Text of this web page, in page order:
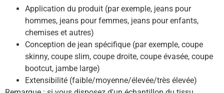
Application du produit (par exemple, jeans pour
hommes, jeans pour femmes, jeans pour enfants,
chemises et autres)
Conception de jean spécifique (par exemple, coupe
skinny, coupe slim, coupe droite, coupe évasée, coupe
bootcut, jambe large)
Extensibilité (faible/moyenne/élevée/très élevée)